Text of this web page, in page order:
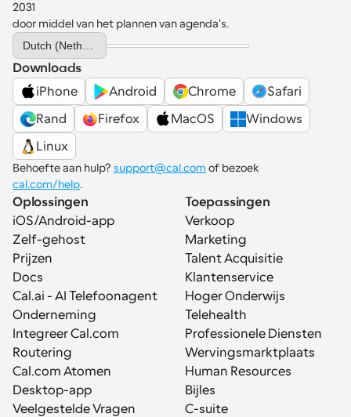
2031
door middel van het plannen van agenda's.
Select Language
Downloads
iPhone
Android Chrome
Safari
Rand
Firefox MacOS
Windows
Linux
Behoefte aan hulp? support@cal.com
cal.com/help.
Oplossingen
iOS/Android-app
Zelf-gehost
Prijzen
Docs
Cal.ai - AI Telefoonagent
Onderneming
Integreer Cal.com
Routering
Cal.com Atomen
Desktop-app
Veelgestelde Vragen
Toepassingen
Verkoop
Marketing
Talent Acquisitie
Klantenservice
Hoger Onderwijs
Telehealth
Professionele Diensten
Wervingsmarktplaats
Human Resources
Bijles
C-suite